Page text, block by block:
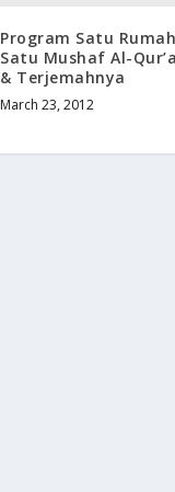
Program Satu
Satu Mushaf Al-
& Terjemahnya
March 23, 2012